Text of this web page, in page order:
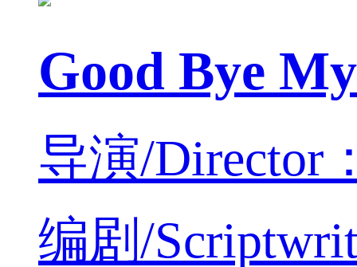
Good Bye
导演/Director
编剧/